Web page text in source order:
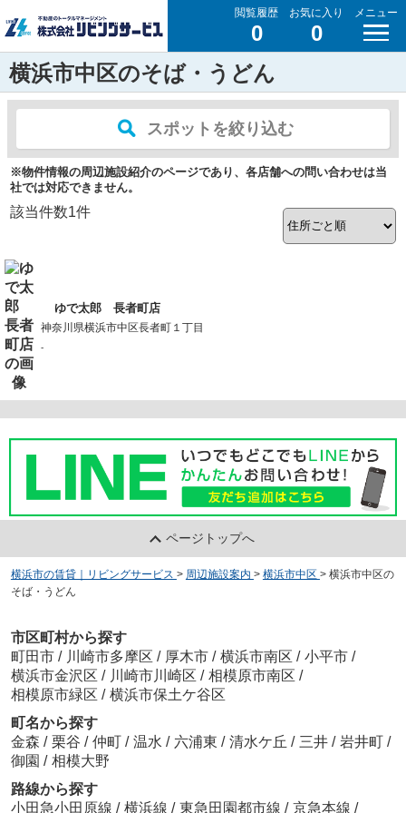
閲覧履歴
0
お気に入り
0
メニュー
横浜市中区のそば・うどん
スポットを絞り込む
※物件情報の周辺施設紹介のページであり、各店舗への問い合わせは当
社では対応できません。
該当件数1件
ゆで太郎 長者町店
神奈川県横浜市中区長者町１丁目
-
ページトップへ
横浜市の賃貸｜リビングサービス > 周辺施設案内 > 横浜市中区 > 横浜市中区の
そば・うどん
市区町村から探す
町田市 / 川崎市多摩区 / 厚木市 / 横浜市南区 / 小平市 /
横浜市金沢区 / 川崎市川崎区 / 相模原市南区 /
相模原市緑区 / 横浜市保土ケ谷区
町名から探す
金森 / 栗谷 / 仲町 / 温水 / 六浦東 / 清水ケ丘 / 三井 / 岩井町 /
御園 / 相模大野
路線から探す
小田急小田原線 / 横浜線 / 東急田園都市線 / 京急本線 /